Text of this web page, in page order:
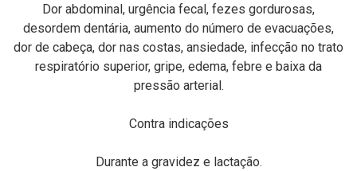
Dor abdominal, urgência fecal, fezes gordurosas,
desordem dentária, aumento do número de evacuações,
dor de cabeça, dor nas costas, ansiedade, infecção no trato
respiratório superior, gripe, edema, febre e baixa da
pressão arterial.
Contra indicações
Durante a gravidez e lactação.